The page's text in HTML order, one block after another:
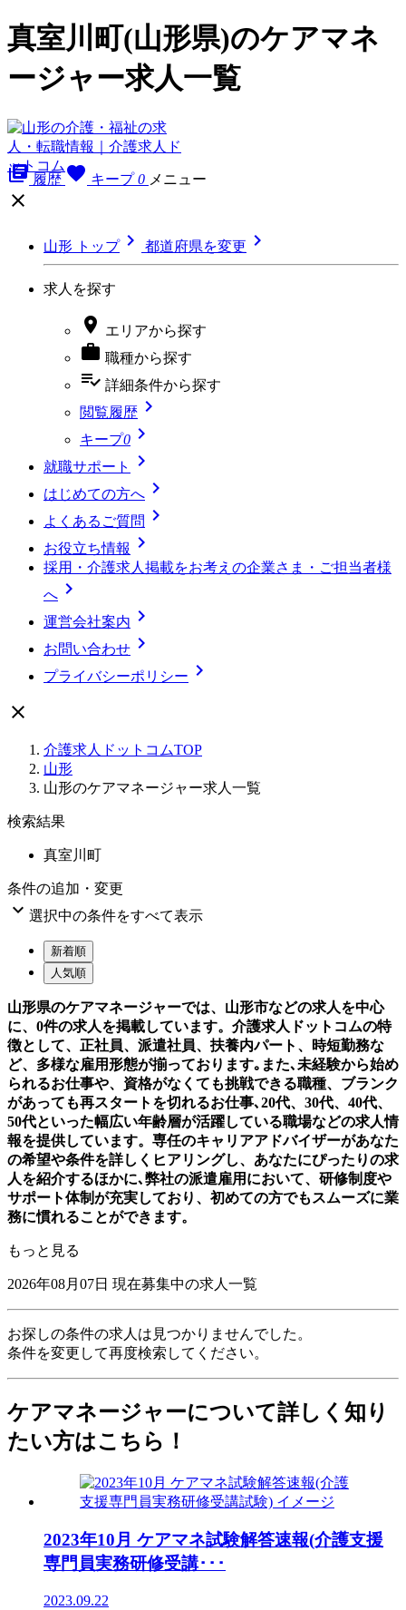
真室川町(山形県)のケアマネ
ージャー求人一覧
library_books 履歴 favorite キープ 0 メニュー

山形 トップ 都道府県を変更 
求人を探す
 エリアから探す
 職種から探す
playlist_add_check 詳細条件から探す
閲覧履歴 
キープ0 
就職サポート 
はじめての方へ 
よくあるご質問 
お役立ち情報 
採用・介護求人掲載をお考えの企業さま・ご担当者様
へ 
運営会社案内 
お問い合わせ 
プライバシーポリシー 

介護求人ドットコムTOP
山形
山形のケアマネージャー求人一覧
検索結果
真室川町
条件の追加・変更
 選択中の条件をすべて表示
新着順
人気順
山形県のケアマネージャーでは、山形市などの求人を中心
に、0件の求人を掲載しています。介護求人ドットコムの特
徴として、正社員、派遣社員、扶養内パート、時短勤務な
ど、多様な雇用形態が揃っております｡また､未経験から始め
られるお仕事や、資格がなくても挑戦できる職種、ブランク
があっても再スタートを切れるお仕事､20代、30代、40代、
50代といった幅広い年齢層が活躍している職場などの求人情
報を提供しています。専任のキャリアアドバイザーがあなた
の希望や条件を詳しくヒアリングし、あなたにぴったりの求
人を紹介するほかに､弊社の派遣雇用において、研修制度や
サポート体制が充実しており、初めての方でもスムーズに業
務に慣れることができます。
もっと見る
2026年08月07日 現在募集中の求人一覧
お探しの条件の求人は見つかりませんでした。
条件を変更して再度検索してください。
ケアマネージャーについて詳しく知り
たい方はこちら！
2023年10月 ケアマネ試験解答速報(介護支援
専門員実務研修受講･･･
2023.09.22